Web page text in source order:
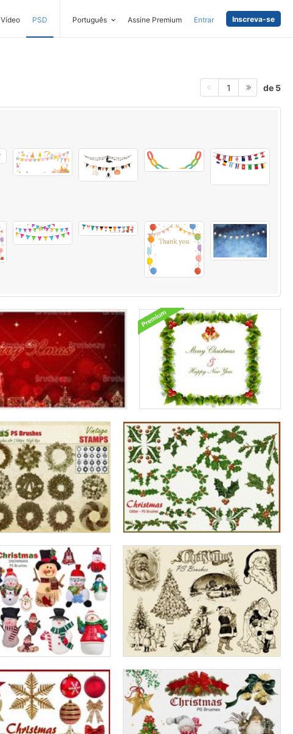
Vídeo PSD Português Assine Premium Entrar Inscreva-se
1 de 5